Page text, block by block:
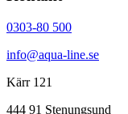
0303-80 500
info@aqua-line.se
Kärr 121
444 91 Stenungsund